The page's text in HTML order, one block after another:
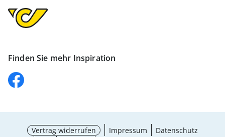
Finden Sie mehr Inspiration
Vertrag widerrufen Impressum
Datenschutz